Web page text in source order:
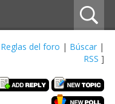
Reglas del foro | Búscar |
RSS ]